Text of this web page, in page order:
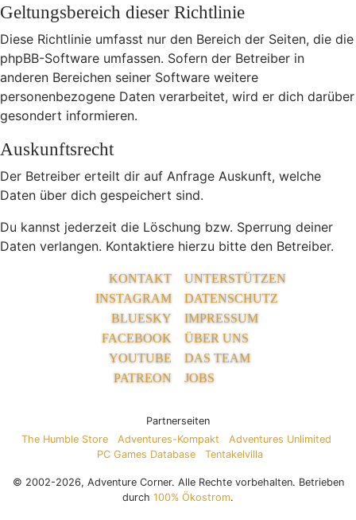
Geltungsbereich dieser Richtlinie
Diese Richtlinie umfasst nur den Bereich der Seiten, die die
phpBB-Software umfassen. Sofern der Betreiber in
anderen Bereichen seiner Software weitere
personenbezogene Daten verarbeitet, wird er dich darüber
gesondert informieren.
Auskunftsrecht
Der Betreiber erteilt dir auf Anfrage Auskunft, welche
Daten über dich gespeichert sind.
Du kannst jederzeit die Löschung bzw. Sperrung deiner
Daten verlangen. Kontaktiere hierzu bitte den Betreiber.
KONTAKT
INSTAGRAM
BLUESKY
FACEBOOK
YOUTUBE
PATREON
UNTERSTÜTZEN
DATENSCHUTZ
IMPRESSUM
ÜBER UNS
DAS TEAM
JOBS
Partnerseiten
The Humble Store
Adventures-Kompakt
Adventures Unlimited
PC Games Database
Tentakelvilla
© 2002-2026, Adventure Corner. Alle Rechte vorbehalten. Betrieben
durch 100% Ökostrom.